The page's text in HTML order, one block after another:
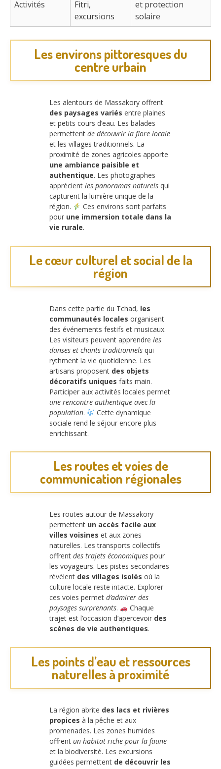
Activités
Fitri,
excursions
et protection
solaire
Les environs pittoresques du
centre urbain
Les alentours de Massakory offrent
des paysages variés entre plaines
et petits cours d’eau. Les balades
permettent de découvrir la flore locale
et les villages traditionnels. La
proximité de zones agricoles apporte
une ambiance paisible et
authentique. Les photographes
apprécient les panoramas naturels qui
capturent la lumière unique de la
région.
Ces environs sont parfaits
pour une immersion totale dans la
vie rurale.
Le cœur culturel et social de la
région
Dans cette partie du Tchad, les
communautés locales organisent
des événements festifs et musicaux.
Les visiteurs peuvent apprendre les
danses et chants traditionnels qui
rythment la vie quotidienne. Les
artisans proposent des objets
décoratifs uniques faits main.
Participer aux activités locales permet
une rencontre authentique avec la
population.
Cette dynamique
sociale rend le séjour encore plus
enrichissant.
Les routes et voies de
communication régionales
Les routes autour de Massakory
permettent un accès facile aux
villes voisines et aux zones
naturelles. Les transports collectifs
offrent des trajets économiques pour
les voyageurs. Les pistes secondaires
révèlent des villages isolés où la
culture locale reste intacte. Explorer
ces voies permet d’admirer des
paysages surprenants.
Chaque
trajet est l’occasion d’apercevoir des
scènes de vie authentiques.
Les points d’eau et ressources
naturelles à proximité
La région abrite des lacs et rivières
propices à la pêche et aux
promenades. Les zones humides
offrent un habitat riche pour la faune
et la biodiversité. Les excursions
guidées permettent de découvrir les